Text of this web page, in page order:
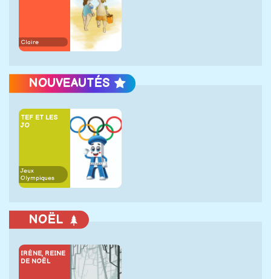
Claire
NOUVEAUTÉS
TEF ET LES
JO
Jeux
Olympiques
NOËL
IRÈNE, REINE
DE NOËL